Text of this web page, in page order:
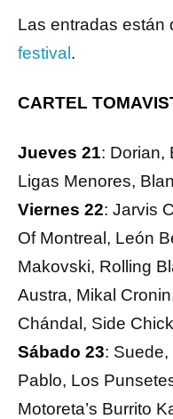
Las entradas están
festival .
CARTEL
Jueves 21: Dorian,
Ligas Menores,
Viernes 22: Jarvis
Of Montreal, León
Makovski, Rolling
Austra, Mikal
Chándal, Side
Sábado 23:
Pablo, Los
Motoreta’s Burrito